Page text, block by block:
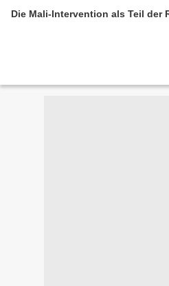
Die Mali-Intervention als Teil der